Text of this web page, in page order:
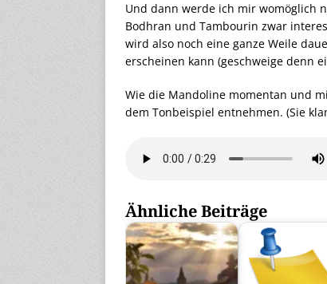
Und dann werde ich mir womöglich
Bodhran und Tambourin zwar
wird also noch eine ganze Weile
erscheinen kann (geschweige denn
Wie die Mandoline momentan und
dem Tonbeispiel entnehmen. (Sie
Ähnliche Beiträge